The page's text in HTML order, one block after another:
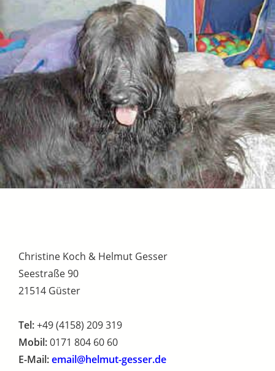
Christine Koch & Helmut Gesser
Seestraße 90
21514 Güster
Tel:+49 (4158) 209 319
Mobil:0171 804 60 60
E-Mail:email@helmut-gesser.de